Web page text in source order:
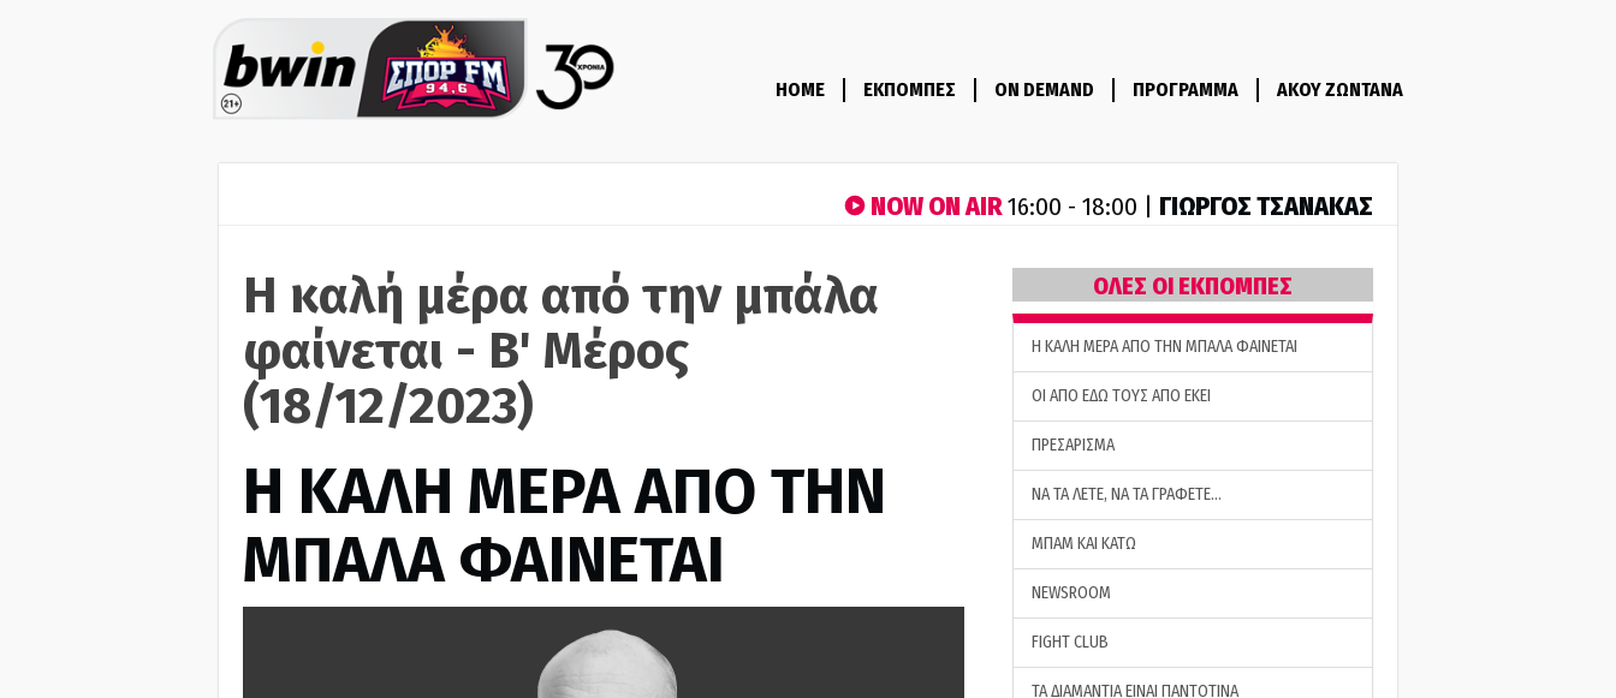
HOME ΕΚΠΟΜΠΕΣ ON DEMAND ΠΡΟΓΡΑΜΜΑ ΑΚΟΥ ΖΩΝΤΑΝΑ
NOW ON AIR16:00 - 18:00 | ΓΙΩΡΓΟΣ ΤΣΑΝΑΚΑΣ
Η καλή μέρα από την μπάλα
φαίνεται - Β' Μέρος
(18/12/2023)
H ΚΑΛΗ ΜΕΡΑ ΑΠΟ ΤΗΝ
ΜΠΑΛΑ ΦΑΙΝΕΤΑΙ
ΟΛΕΣ ΟΙ ΕΚΠΟΜΠΕΣ
H ΚΑΛΗ ΜΕΡΑ ΑΠΟ ΤΗΝ ΜΠΑΛΑ ΦΑΙΝΕΤΑΙ
ΟΙ ΑΠΟ ΕΔΩ ΤΟΥΣ ΑΠΟ ΕΚΕΙ
ΠΡΕΣΑΡΙΣΜΑ
ΝΑ ΤΑ ΛΕΤΕ, ΝΑ ΤΑ ΓΡΑΦΕΤΕ…
ΜΠΑΜ ΚΑΙ ΚΑΤΩ
NEWSROOM
FIGHT CLUB
ΤΑ ΔΙΑΜΑΝΤΙΑ ΕΙΝΑΙ ΠΑΝΤΟΤΙΝΑ